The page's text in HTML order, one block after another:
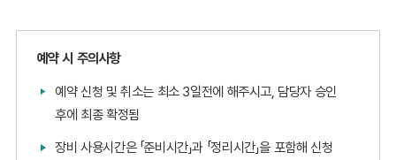
예약 시 주의사항
예약 신청 및 취소는 최소 3일전에 해주시고, 담당자 승인
후에 최종 확정됨
장비 사용시간은 「준비시간」과 「정리시간」을 포함해 신청